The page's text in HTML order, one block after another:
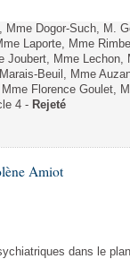
Dogor-Such, M.
Laporte, Mme
Joubert, Mme
Beuil, Mme
Florence Goulet,
4 - Rejeté
Amiot
dans le